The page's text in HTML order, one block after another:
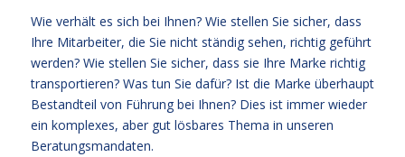
Wie verhält es sich bei Ihnen? Wie stellen Sie sicher, dass
Ihre Mitarbeiter, die Sie nicht ständig sehen, richtig geführt
werden? Wie stellen Sie sicher, dass sie Ihre Marke richtig
transportieren? Was tun Sie dafür? Ist die Marke überhaupt
Bestandteil von Führung bei Ihnen? Dies ist immer wieder
ein komplexes, aber gut lösbares Thema in unseren
Beratungsmandaten.